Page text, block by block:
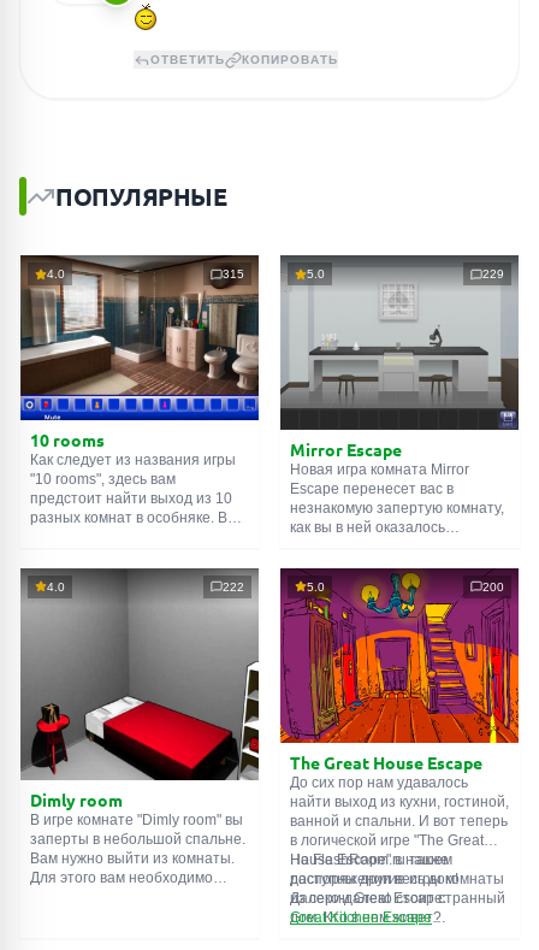
ОТВЕТИТЬ КОПИРОВАТЬ
ПОПУЛЯРНЫЕ
4.0 315
10 rooms
Как следует из названия игры
"10 rooms", здесь вам
предстоит найти выход из 10
разных комнат в особняке. В
их, чтобы выйти. Выход из
одной комнаты является
5.0 229
Mirror Escape
Новая игра комната Mirror
Escape перенесет вас в
незнакомую запертую комнату,
как вы в ней оказалось
смекалки попробуйте решить
все, приготовленные авторами
для вас, головоломки и найти
выход на свободу.
Внимательно осмотрите
помещение, возможно вы
сможете найти какие-нибудь
подсказки. Желаем удачи!
4.0 222
Dimly room
В игре комнате "Dimly room" вы
заперты в небольшой спальне.
Вам нужно выйти из комнаты.
Для этого вам необходимо
5.0 200
The Great House Escape
До сих пор нам удавалось
найти выход из кухни, гостиной,
ванной и спальни. И вот теперь
в логической игре "The Great
House Escape" в нашем
распоряжении весь дом!
Далеко-далеко стоит странный
дом. Кто в нем живет?
На FlashRoom.ru также
доступны другие игры комнаты
из серии Great Escape:
Great Kitchen Escape